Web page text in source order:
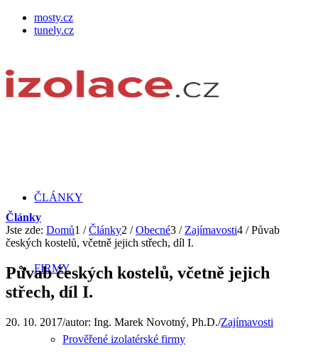
mosty.cz
tunely.cz
ČLÁNKY
FIRMY
Prověřené izolatérské firmy
Články
Jste zde: Domů1 / Články2 / Obecné3 / Zajímavosti4 / Půvab
českých kostelů, včetně jejich střech, díl I.
Půvab českých kostelů, včetně jejich
střech, díl I.
20. 10. 2017/autor: Ing. Marek Novotný, Ph.D./Zajímavosti